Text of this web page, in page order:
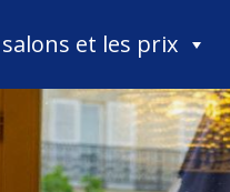
salons et les prix